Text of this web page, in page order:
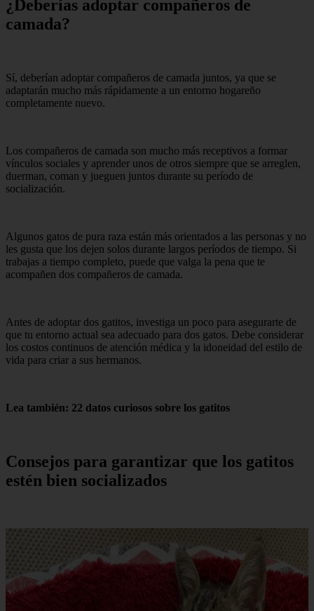
¿Deberías adoptar compañeros de
camada?
Sí, deberían adoptar compañeros de camada juntos, ya que se
adaptarán mucho más rápidamente a un entorno hogareño
completamente nuevo.
Los compañeros de camada son mucho más receptivos a formar
vínculos sociales y aprender unos de otros siempre que se arreglen,
duerman, coman y jueguen juntos durante su período de
socialización.
Algunos gatos de pura raza están más orientados a las personas y no
les gusta que los dejen solos durante largos períodos de tiempo. Si
trabajas a tiempo completo, puede que valga la pena que te
acompañen dos compañeros de camada.
Antes de adoptar dos gatitos, investiga un poco para asegurarte de
que tu entorno actual sea adecuado para dos gatos. Debe considerar
los costos continuos de atención médica y la idoneidad del estilo de
vida para criar a sus hermanos.
Lea también: 22 datos curiosos sobre los gatitos
Consejos para garantizar que los gatitos
estén bien socializados